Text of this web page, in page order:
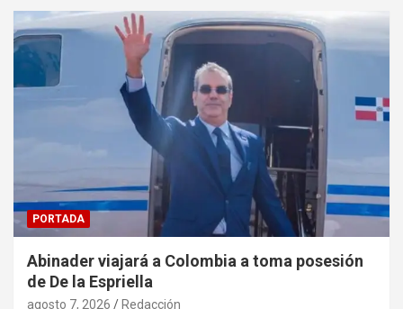
PORTADA
Abinader viajará a Colombia a toma posesión
de De la Espriella
agosto 7, 2026 Redacción